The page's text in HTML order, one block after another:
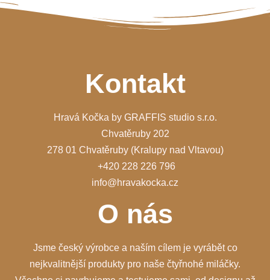
Kontakt
Hravá Kočka by GRAFFIS studio s.r.o.
Chvatěruby 202
278 01 Chvatěruby (Kralupy nad Vltavou)
+420 228 226 796
info@hravakocka.cz
O nás
Jsme český výrobce a naším cílem je vyrábět co
nejkvalitnější produkty pro naše čtyřnohé miláčky.